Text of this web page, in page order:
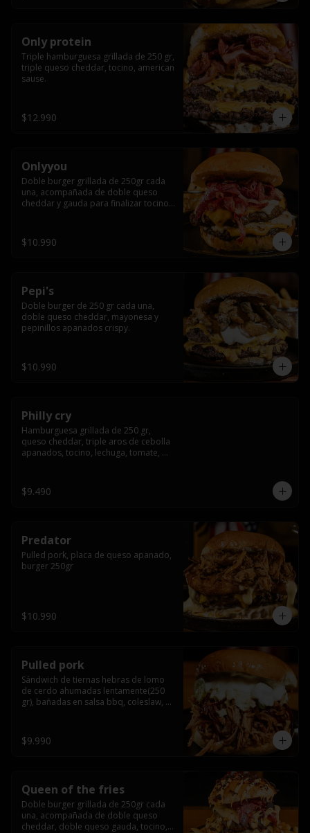
Only protein
Triple hamburguesa grillada de 250 gr,
triple queso cheddar, tocino, american
sause.
$12.990
Onlyyou
Doble burger grillada de 250gr cada
una, acompañada de doble queso
cheddar y gauda para finalizar tocino
$10.990
Pepi's
Doble burger de 250 gr cada una,
doble queso cheddar, mayonesa y
pepinillos apanados crispy.
$10.990
Philly cry
Hamburguesa grillada de 250 gr,
queso cheddar, triple aros de cebolla
apanados, tocino, lechuga, tomate,
$9.490
Predator
Pulled pork, placa de queso apanado,
burger 250gr
$10.990
Pulled pork
Sándwich de tiernas hebras de lomo
de cerdo ahumadas lentamente(250
gr), bañadas en salsa bbq, coleslaw,
$9.990
Queen of the fries
Doble burger grillada de 250gr cada
una, acompañada de doble queso
cheddar, doble queso gauda, tocino,